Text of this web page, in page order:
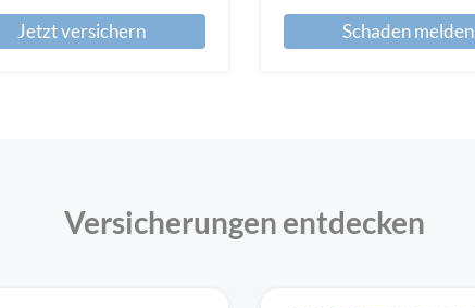
Jetzt versichern Schaden melden
Versicherungen entdecken